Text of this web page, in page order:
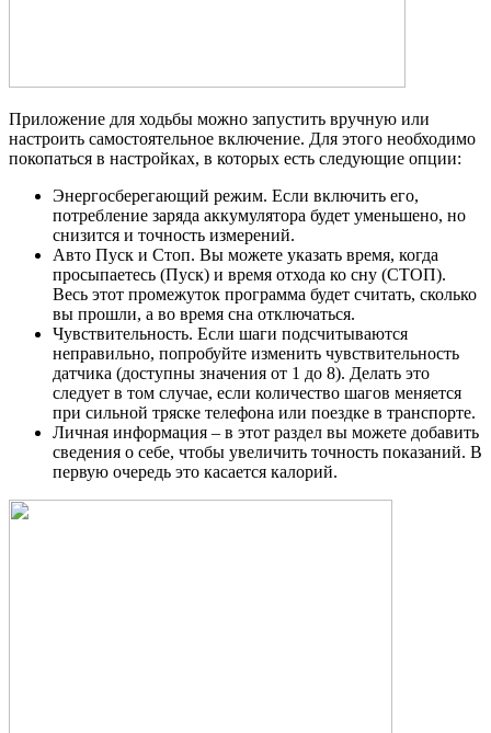
Приложение для ходьбы можно запустить вручную или
настроить самостоятельное включение. Для этого необходимо
покопаться в настройках, в которых есть следующие опции:
Энергосберегающий режим. Если включить его,
потребление заряда аккумулятора будет уменьшено, но
снизится и точность измерений.
Авто Пуск и Стоп. Вы можете указать время, когда
просыпаетесь (Пуск) и время отхода ко сну (СТОП).
Весь этот промежуток программа будет считать, сколько
вы прошли, а во время сна отключаться.
Чувствительность. Если шаги подсчитываются
неправильно, попробуйте изменить чувствительность
датчика (доступны значения от 1 до 8). Делать это
следует в том случае, если количество шагов меняется
при сильной тряске телефона или поездке в транспорте.
Личная информация – в этот раздел вы можете добавить
сведения о себе, чтобы увеличить точность показаний. В
первую очередь это касается калорий.